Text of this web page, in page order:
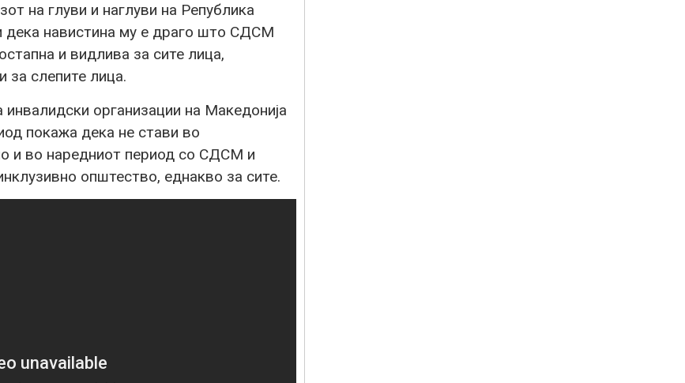
на глуви и наглуви на Република
дека навистина му е драго што СДСМ
и видлива за сите лица,
за слепите лица.
организации на Македонија
покажа дека не стави во
и во наредниот период со СДСМ и
општество, еднакво за сите.